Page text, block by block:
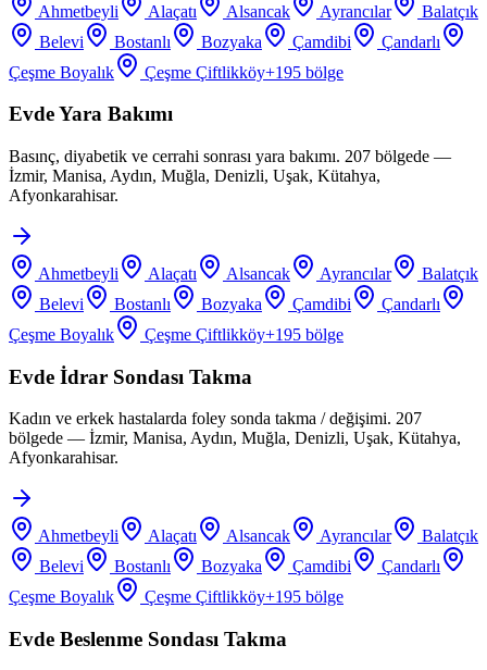
Ahmetbeyli Alaçatı Alsancak Ayrancılar
Balatçık
Belevi
Bostanlı Bozyaka Çamdibi
Çandarlı
Çeşme Boyalık
Çeşme Çiftlikköy+195 bölge
Evde Yara Bakımı
Basınç, diyabetik ve cerrahi sonrası yara bakımı. 207 bölgede —
İzmir, Manisa, Aydın, Muğla, Denizli, Uşak, Kütahya,
Afyonkarahisar.
Ahmetbeyli Alaçatı Alsancak Ayrancılar
Balatçık
Belevi
Bostanlı Bozyaka Çamdibi
Çandarlı
Çeşme Boyalık
Çeşme Çiftlikköy+195 bölge
Evde İdrar Sondası Takma
Kadın ve erkek hastalarda foley sonda takma / değişimi. 207
bölgede — İzmir, Manisa, Aydın, Muğla, Denizli, Uşak, Kütahya,
Afyonkarahisar.
Ahmetbeyli Alaçatı Alsancak Ayrancılar
Balatçık
Belevi
Bostanlı Bozyaka Çamdibi
Çandarlı
Çeşme Boyalık
Çeşme Çiftlikköy+195 bölge
Evde Beslenme Sondası Takma